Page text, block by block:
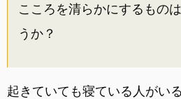
こころを清らかにするもの
うか？
起きていても寝ている人がい